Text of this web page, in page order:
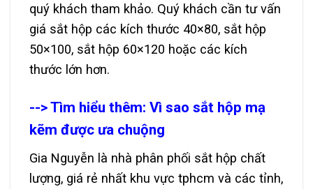
quý khách tham khảo. Quý khách cần tư vấn
giá sắt hộp các kích thước 40×80, sắt hộp
50×100, sắt hộp 60×120 hoặc các kích
thước lớn hơn.
--> Tìm hiểu thêm:Vì sao sắt hộp mạ
kẽm được ưa chuộng
Gia Nguyễn là nhà phân phối sắt hộp chất
lượng, giá rẻ nhất khu vực tphcm và các tỉnh,